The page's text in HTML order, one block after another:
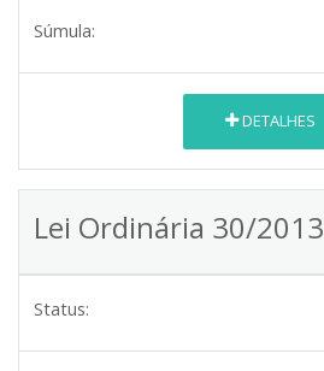
Súmula:
DETALHES
Lei Ordinária 30/2013
Status: